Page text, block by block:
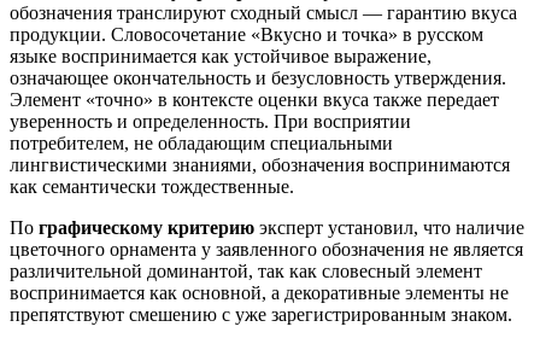
обозначения транслируют сходный смысл — гарантию вкуса
продукции. Словосочетание «Вкусно и точка» в русском
языке воспринимается как устойчивое выражение,
означающее окончательность и безусловность утверждения.
Элемент «точно» в контексте оценки вкуса также передает
уверенность и определенность. При восприятии
потребителем, не обладающим специальными
лингвистическими знаниями, обозначения воспринимаются
как семантически тождественные.
По графическому критерию эксперт установил, что наличие
цветочного орнамента у заявленного обозначения не является
различительной доминантой, так как словесный элемент
воспринимается как основной, а декоративные элементы не
препятствуют смешению с уже зарегистрированным знаком.